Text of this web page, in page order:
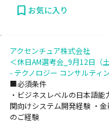
お気に入り
アクセンチュア株式会社
＜休日AM選考会_9月12日（
- テクノロジー コンサルティ
■必須条件
・ビジネスレベルの日本語
関向けシステム開発経験 ・
のご経験